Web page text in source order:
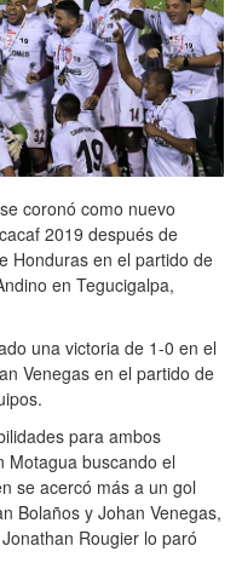
coronó como nuevo
2019 después de
Honduras en el partido de
en Tegucigalpa,
una victoria de 1-0 en el
Venegas en el partido de
para ambos
Motagua buscando el
se acercó más a un gol
Bolaños y Johan Venegas,
Rougier lo paró